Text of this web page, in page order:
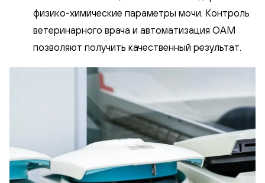
физико-химические параметры мочи. Контроль
ветеринарного врача и автоматизация ОАМ
позволяют получить качественный результат.